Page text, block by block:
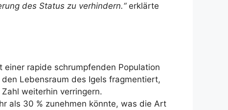
des Status zu verhindern.“erklärte
rapide schrumpfenden Population
Lebensraum des Igels fragmentiert,
weiterhin verringern.
als 30 % zunehmen könnte, was die Art